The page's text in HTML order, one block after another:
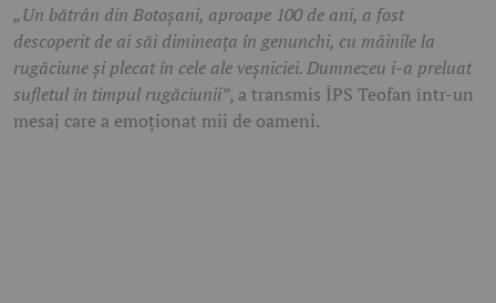
„Un bătrân din Botoșani, aproape 100 de ani, a fost
descoperit de ai săi dimineața în genunchi, cu mâinile la
rugăciune și plecat în cele ale veșniciei. Dumnezeu i-a preluat
sufletul în timpul rugăciunii”, a transmis ÎPS Teofan într-un
mesaj care a emoționat mii de oameni.